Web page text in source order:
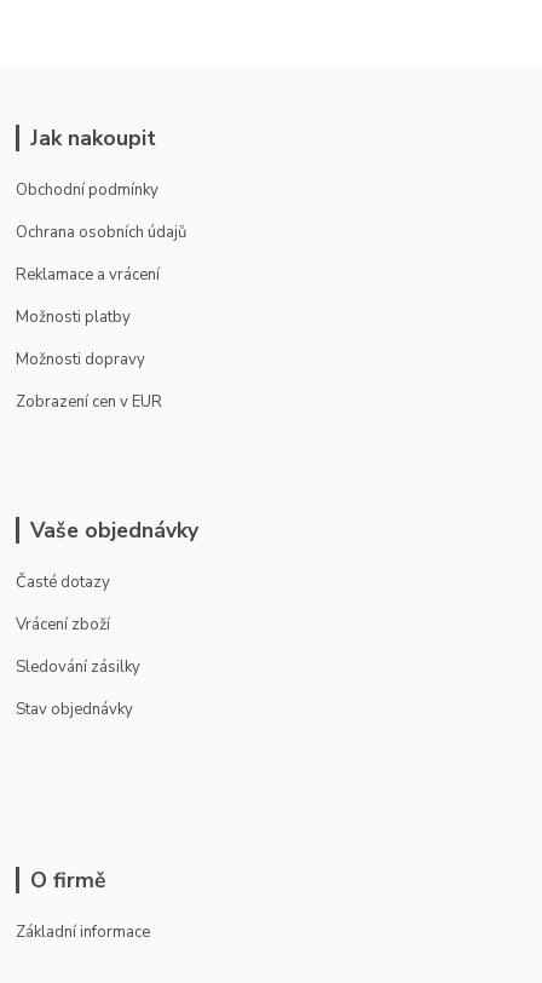
Jak nakoupit
Obchodní podmínky
Ochrana osobních údajů
Reklamace a vrácení
Možnosti platby
Možnosti dopravy
Zobrazení cen v EUR
Vaše objednávky
Časté dotazy
Vrácení zboží
Sledování zásilky
Stav objednávky
O firmě
Základní informace